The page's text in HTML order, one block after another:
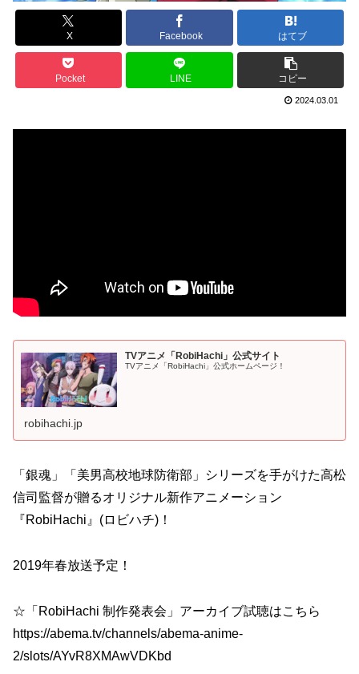
X Facebook はてブ
Pocket LINE コピー
2024.03.01
TVアニメ「RobiHachi」公式サイト
TVアニメ「RobiHachi」公式ホームページ！
robihachi.jp
「銀魂」「美男高校地球防衛部」シリーズを手がけた高松
信司監督が贈るオリジナル新作アニメーション
『RobiHachi』(ロビハチ)！
2019年春放送予定！
☆「RobiHachi 制作発表会」アーカイブ試聴はこちら
https://abema.tv/channels/abema-anime-
2/slots/AYvR8XMAwVDKbd